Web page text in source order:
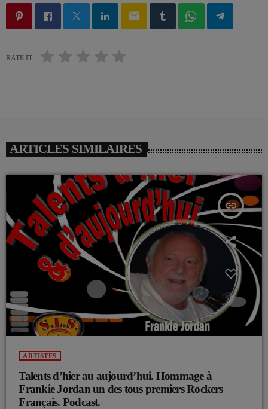
email
RATE IT
ARTICLES SIMILAIRES
insert_link
ARTISTES
Talents d’hier au aujourd’hui. Hommage à
Frankie Jordan un des tous premiers Rockers
Français. Podcast.